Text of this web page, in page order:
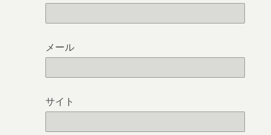
メール
サイト